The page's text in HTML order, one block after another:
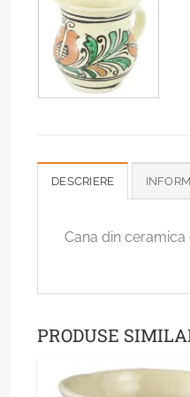
DESCRIERE
Cana din
PRODUSE